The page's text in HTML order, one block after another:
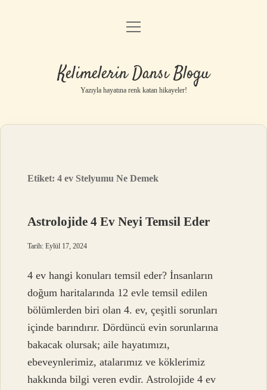
Anasayfa
Yasal Uyarı
menüyü
Kelimelerin Dansı Blogu
Yazıyla hayatına renk katan hikayeler!
Etiket:4 ev Stelyumu Ne Demek
Astrolojide 4 Ev Neyi Temsil Eder
Tarih: Eylül 17, 2024
4 ev hangi konuları temsil eder? İnsanların
doğum haritalarında 12 evle temsil edilen
bölümlerden biri olan 4. ev, çeşitli sorunları
içinde barındırır. Dördüncü evin sorunlarına
bakacak olursak; aile hayatımızı,
ebeveynlerimiz, atalarımız ve köklerimiz
hakkında bilgi veren evdir. Astrolojide 4 ev